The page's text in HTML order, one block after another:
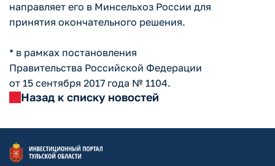
направляет его в Минсельхоз России для
принятия окончательного решения.
* в рамках постановления
Правительства Российской Федерации
от 15 сентября 2017 года № 1104.
Назад к списку новостей